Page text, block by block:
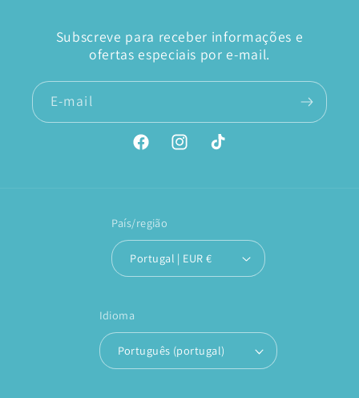
Subscreve para receber informações e
ofertas especiais por e-mail.
E-mail
FacebookInstagramTikTok
País/região
Portugal | EUR €
Idioma
Português (portugal)